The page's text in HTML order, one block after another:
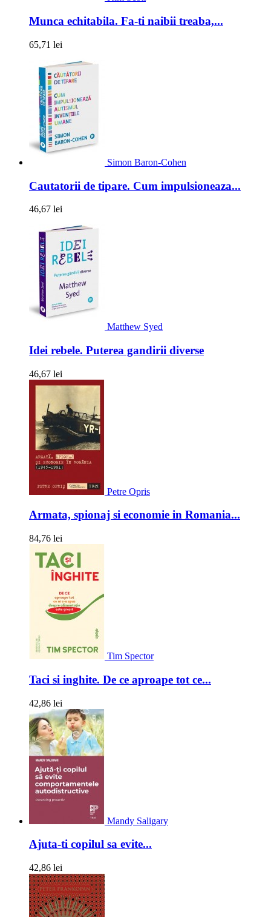
Munca echitabila. Fa-ti naibii treaba,...
65,71 lei
Simon Baron-Cohen
Cautatorii de tipare. Cum impulsioneaza...
46,67 lei
Matthew Syed
Idei rebele. Puterea gandirii diverse
46,67 lei
Petre Opris
Armata, spionaj si economie in Romania...
84,76 lei
Tim Spector
Taci si inghite. De ce aproape tot ce...
42,86 lei
Mandy Saligary
Ajuta-ti copilul sa evite...
42,86 lei